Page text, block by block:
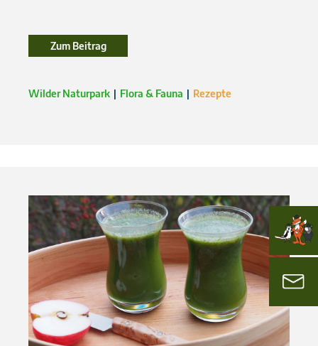
Zum Beitrag
Wilder Naturpark Flora & Fauna Rezepte